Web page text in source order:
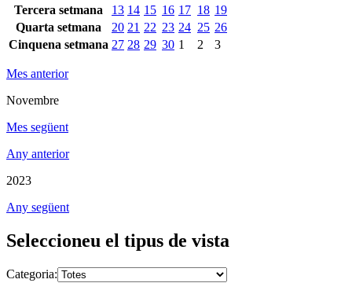
Tercera setmana
13 14 15 16 17 18 19
Quarta setmana
20 21 22 23 24 25 26
Cinquena setmana 27 28 29 30 1 2 3
Mes anterior
Novembre
Mes següent
Any anterior
2023
Any següent
Seleccioneu el tipus de vista
Categoria: